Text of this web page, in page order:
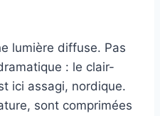
lumière diffuse. Pas
: le clair-
ici assagi, nordique.
sont comprimées